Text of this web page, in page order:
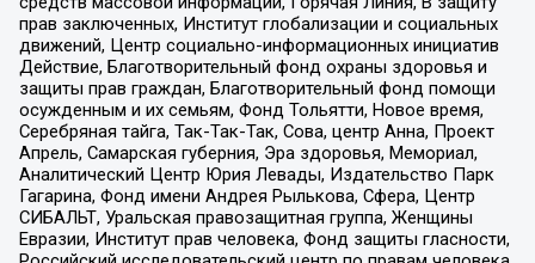
прав заключенных, Институт глобализации и социальных
движений, Центр социально-информационных инициатив
Действие, Благотворительный фонд охраны здоровья и
защиты прав граждан, Благотворительный фонд помощи
осужденным и их семьям, Фонд Тольятти, Новое время,
Серебряная тайга, Так-Так-Так, Сова, центр Анна, Проект
Апрель, Самарская губерния, Эра здоровья, Мемориал,
Аналитический Центр Юрия Левады, Издательство Парк
Гагарина, Фонд имени Андрея Рылькова, Сфера, Центр
СИБАЛЬТ, Уральская правозащитная группа, Женщины
Евразии, Институт прав человека, Фонд защиты гласности,